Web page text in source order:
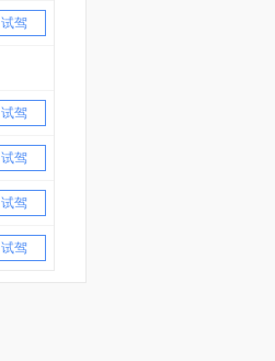
试驾
试驾
试驾
试驾
试驾